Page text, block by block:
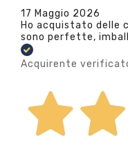
17 Maggio 2026
Ho acquistato delle
sono perfette,
Acquirente